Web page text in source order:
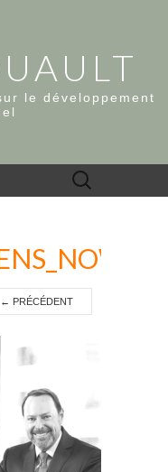
le développement
Rechercher :
← PRÉCÉDENT